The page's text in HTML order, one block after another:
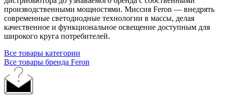
производственными мощностями. Миссия Feron — внедрять
современные светодиодные технологии в массы, делая
качественное и функциональное освещение доступным для
широкого круга потребителей.
Все товары категории
Все товары бренда Feron